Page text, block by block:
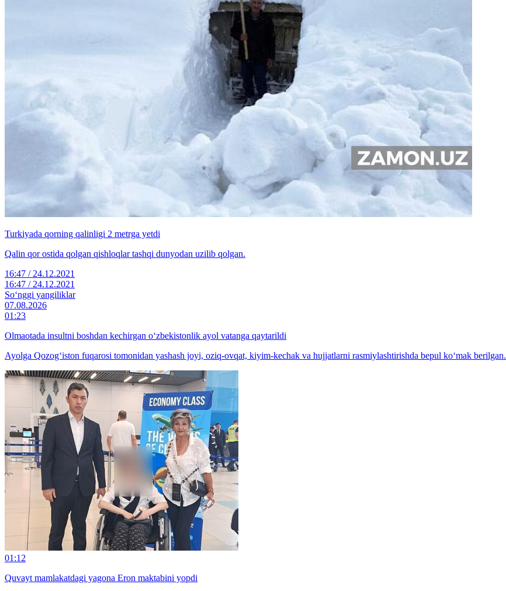
Turkiyada qorning qalinligi 2 metrga yetdi
Qalin qor ostida qolgan qishloqlar tashqi dunyodan uzilib qolgan.
16:47 / 24.12.2021
16:47 / 24.12.2021
So‘nggi yangiliklar
07.08.2026
01:23
Olmaotada insultni boshdan kechirgan o‘zbekistonlik ayol vatanga qaytarildi
Ayolga Qozog‘iston fuqarosi tomonidan yashash joyi, oziq-ovqat, kiyim-kechak va hujjatlarni rasmiylashtirishda bepul ko‘mak berilgan.
01:12
Quvayt mamlakatdagi yagona Eron maktabini yopdi